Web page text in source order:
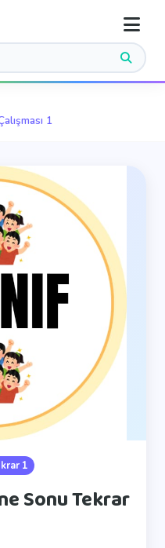
1
1
Sonu Tekrar